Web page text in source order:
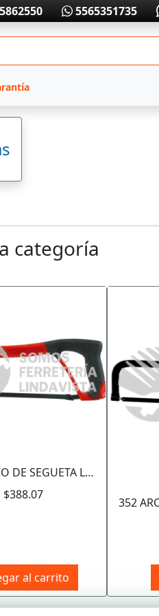
5565351735
categoría
354P ARCO DE SEGUETA LIGERO CON MANGO BIMATERIAL 12", 16" URREA
$388.07
al carrito